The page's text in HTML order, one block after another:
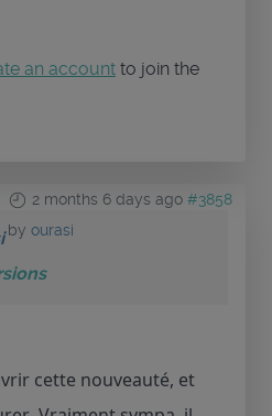
an account to join the
2 months 6 days ago #3858
by ourasi
cette nouveauté, et